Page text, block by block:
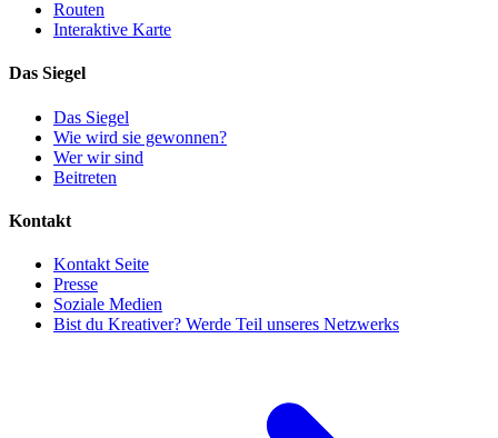
Routen
Interaktive Karte
Das Siegel
Das Siegel
Wie wird sie gewonnen?
Wer wir sind
Beitreten
Kontakt
Kontakt Seite
Presse
Soziale Medien
Bist du Kreativer? Werde Teil unseres Netzwerks